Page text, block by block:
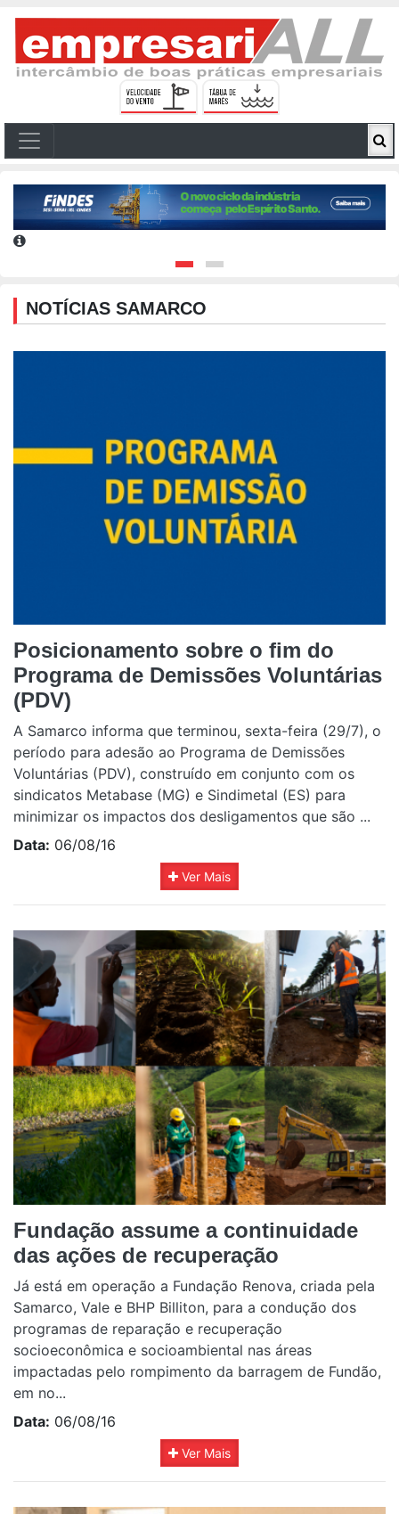
NOTÍCIAS SAMARCO
Posicionamento sobre o fim do
Programa de Demissões Voluntárias
(PDV)
A Samarco informa que terminou, sexta-feira (29/7), o
período para adesão ao Programa de Demissões
Voluntárias (PDV), construído em conjunto com os
sindicatos Metabase (MG) e Sindimetal (ES) para
minimizar os impactos dos desligamentos que são ...
Data: 06/08/16
Ver Mais
Fundação assume a continuidade
das ações de recuperação
Já está em operação a Fundação Renova, criada pela
Samarco, Vale e BHP Billiton, para a condução dos
programas de reparação e recuperação
socioeconômica e socioambiental nas áreas
impactadas pelo rompimento da barragem de Fundão,
em no...
Data: 06/08/16
Ver Mais